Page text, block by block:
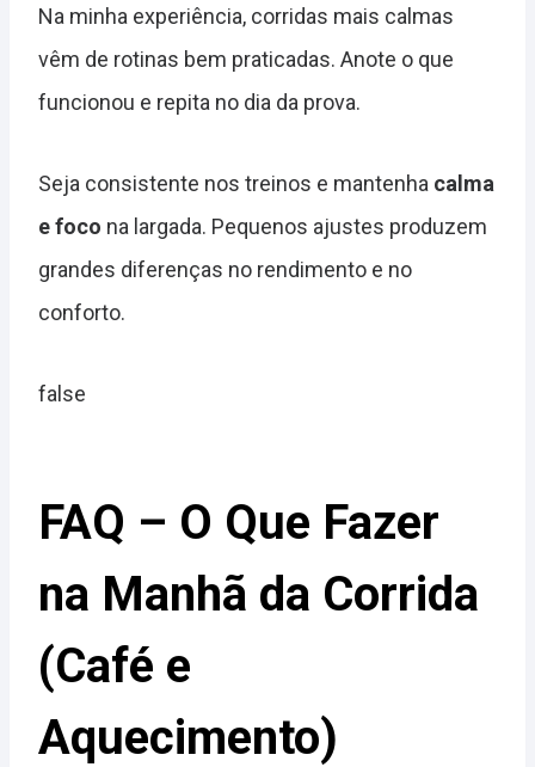
Na minha experiência, corridas mais calmas
vêm de rotinas bem praticadas. Anote o que
funcionou e repita no dia da prova.
Seja consistente nos treinos e mantenha calma
e foco na largada. Pequenos ajustes produzem
grandes diferenças no rendimento e no
conforto.
false
FAQ – O Que Fazer
na Manhã da Corrida
(Café e
Aquecimento)